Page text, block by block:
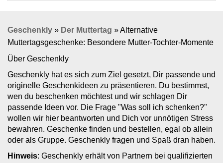
Geschenkly » Der Muttertag »Alternative
Muttertagsgeschenke: Besondere Mutter-Tochter-Momente
Über Geschenkly
Geschenkly hat es sich zum Ziel gesetzt, Dir passende und
originelle Geschenkideen zu präsentieren. Du bestimmst,
wen du beschenken möchtest und wir schlagen Dir
passende Ideen vor. Die Frage "Was soll ich schenken?"
wollen wir hier beantworten und Dich vor unnötigen Stress
bewahren. Geschenke finden und bestellen, egal ob allein
oder als Gruppe. Geschenkly fragen und Spaß dran haben.
Hinweis: Geschenkly erhält von Partnern bei qualifizierten